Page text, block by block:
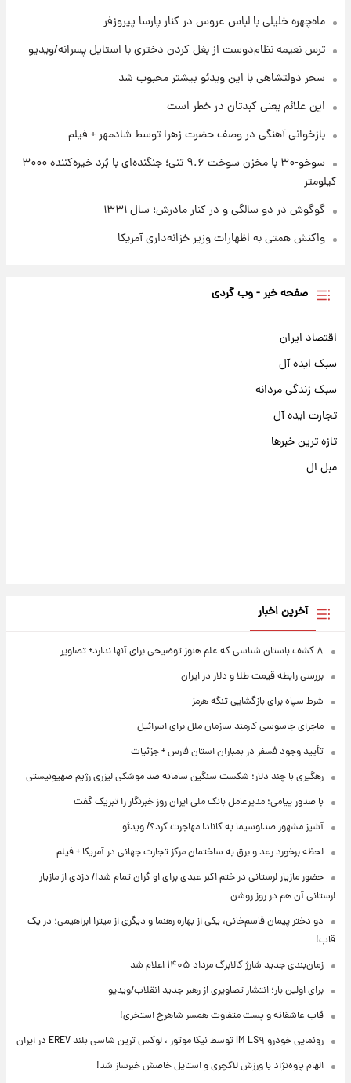
تیم را ترک کرد!
تصاویر کمتر دیده‌شده از شهیدان حاجی‌زاده و
ماه‌چهره خلیلی با لباس عروس در کنار پارسا پیروزفر
ترس نعیمه نظام‌دوست از بغل کردن دختری با استایل پسرانه/ویدیو
سحر دولتشاهی با این ویدئو بیشتر محبوب شد
این علائم یعنی کبدتان در خطر است
بازخوانی آهنگی در وصف حضرت زهرا توسط شادمهر + فیلم
سوخو-۳۰ با مخزن سوخت ۹.۶ تنی؛ جنگنده‌ای با بُرد خیره‌کننده ۳۰۰۰
کیلومتر
گوگوش در دو سالگی و در کنار مادرش؛ سال ۱۳۳۱
واکنش همتی به اظهارات وزیر خزانه‌داری آمریکا
صفحه خبر - وب گردی
اقتصاد ایران
سبک ایده آل
سبک زندگی مردانه
تجارت ایده آل
تازه ترین خبرها
مبل ال
آخرین اخبار
۸ کشف باستان شناسی که علم هنوز توضیحی برای آنها ندارد+ تصاویر
بررسی رابطه قیمت طلا و دلار در ایران
شرط سپاه برای بازگشایی تنگه هرمز
ماجرای جاسوسی کارمند سازمان ملل برای اسرائیل
تأیید وجود فسفر در بمباران استان فارس + جزئیات
رهگیری با چند دلار؛ شکست سنگین سامانه ضد موشکی لیزری رژیم صهیونیستی
با صدور پیامی؛ مدیرعامل بانک ملی ایران روز خبرنگار را تبریک گفت
آشپز مشهور صداوسیما به کانادا مهاجرت کرد؟/ ویدئو
لحظه برخورد رعد و برق به ساختمان مرکز تجارت جهانی در آمریکا + فیلم
حضور مازیار لرستانی در ختم اکبر عبدی برای او گران تمام شد!/ دزدی از مازیار
لرستانی آن هم در روز روشن
دو دختر پیمان قاسم‌خانی، یکی از بهاره رهنما و دیگری از میترا ابراهیمی؛ در یک
قاب!
زمان‌بندی جدید شارژ کالابرگ مرداد ۱۴۰۵ اعلام شد
برای اولین بار؛ انتشار تصاویری از رهبر جدید انقلاب/ویدیو
قاب عاشقانه و پست متفاوت همسر شاهرخ استخری!
رونمایی خودرو IM LS۹ توسط نیکا موتور ، لوکس ترین شاسی بلند EREV در ایران
الهام پاوه‌نژاد با ورزش لاکچری و استایل خاصش خبرساز شد!